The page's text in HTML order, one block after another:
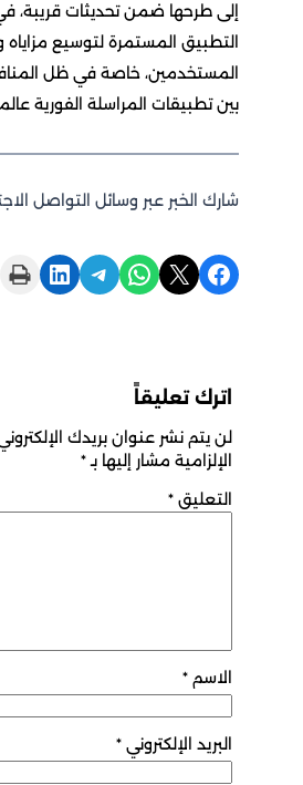
إلى طرحها ضمن تحديثات قريبة، في
التطبيق المستمرة لتوسيع مزاياه
المستخدمين، خاصة في ظل
بين تطبيقات المراسلة الفورية
شارك الخبر عبر وسائل التواصل
Share on Facebook
Share on X
Share on WhatsApp
Share on Telegram
Share on LinkedIn
Print this Page
اترك تعليقاً
لن يتم نشر عنوان بريدك
الإلزامية مشار إليها بـ*
التعليق *
الاسم *
البريد الإلكتروني *